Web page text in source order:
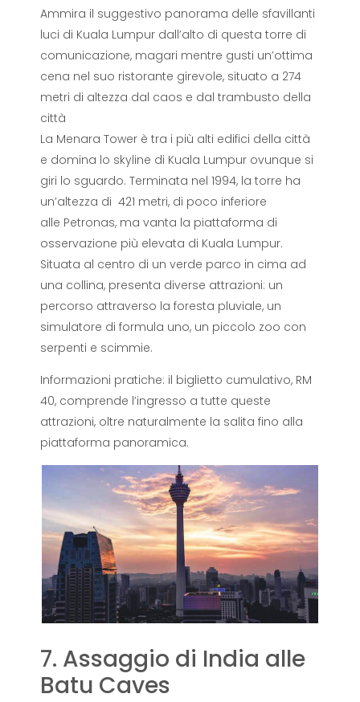
Ammira il suggestivo panorama delle sfavillanti
luci di Kuala Lumpur dall’alto di questa torre di
comunicazione, magari mentre gusti un’ottima
cena nel suo ristorante girevole, situato a 274
metri di altezza dal caos e dal trambusto della
città
La Menara Tower è tra i più alti edifici della città
e domina lo skyline di Kuala Lumpur ovunque si
giri lo sguardo. Terminata nel 1994, la torre ha
un’altezza di 421 metri, di poco inferiore
alle Petronas, ma vanta la piattaforma di
osservazione più elevata di Kuala Lumpur.
Situata al centro di un verde parco in cima ad
una collina, presenta diverse attrazioni: un
percorso attraverso la foresta pluviale, un
simulatore di formula uno, un piccolo zoo con
serpenti e scimmie.
Informazioni pratiche: il biglietto cumulativo, RM
40, comprende l’ingresso a tutte queste
attrazioni, oltre naturalmente la salita fino alla
piattaforma panoramica.
7. Assaggio di India alle
Batu Caves